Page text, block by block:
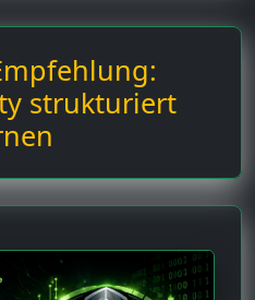
strukturiert